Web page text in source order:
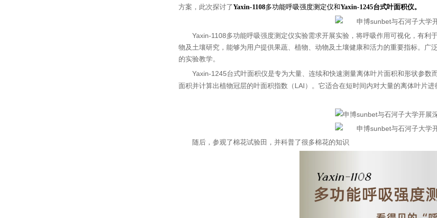
方案，此次探讨了Yaxin-1108多功能呼吸强度测定仪和Yaxin-1245台式叶面积仪。
Yaxin-1108多功能呼吸强度测定仪实验需求开展实验，将呼吸作用可视化，有利于教
物及土壤研究，能够为用户提供果蔬、植物、动物及土壤健康和活力的重要指标。广
的实验教学。
Yaxin-1245台式叶面积仪是专为大量、连续和快速测量离体叶片面积和
面积并计算出植物冠层的叶面积指数（ LAI ）。它适合在短时间内对大量的离体叶片
随后，参观了棉花试验田，并科普了很多棉花的知识